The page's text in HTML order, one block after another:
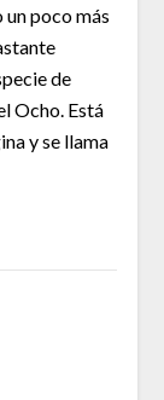
poco más
de
Ocho. Está
y se llama